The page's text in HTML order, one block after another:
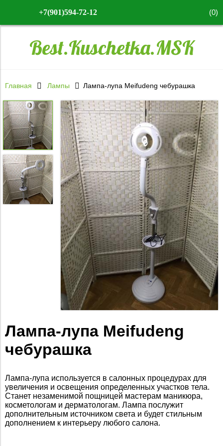
+7(901)594-72-12 (0)
Best.Kuschetka.MSK
Главная Лампы Лампа-лупа Meifudeng чебурашка
Лампа-лупа Meifudeng
чебурашка
Лампа-лупа используется в салонных процедурах для
увеличения и освещения определенных участков тела.
Станет незаменимой пощницей мастерам маникюра,
косметологам и дерматологам. Лампа послужит
дополнительным источником света и будет стильным
дополнением к интерьеру любого салона.